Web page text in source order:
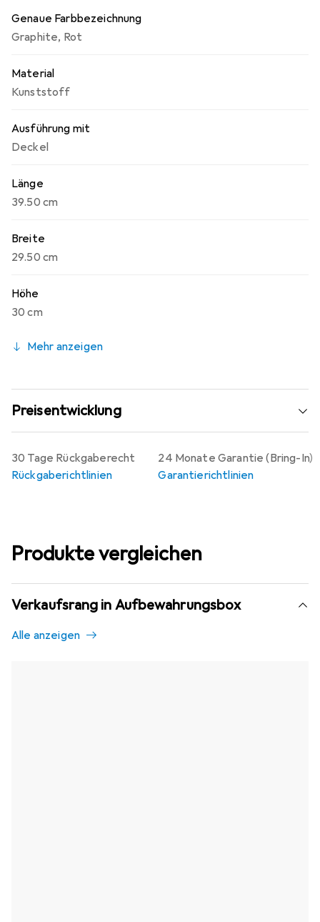
Genaue Farbbezeichnung
Graphite, Rot
Material
Kunststoff
Ausführung mit
Deckel
Länge
39.50 cm
Breite
29.50 cm
Höhe
30 cm
Mehr anzeigen
Preisentwicklung
30 Tage Rückgaberecht
Rückgaberichtlinien
24 Monate Garantie (Bring-In)
Garantierichtlinien
Produkte vergleichen
Verkaufsrang in Aufbewahrungsbox
Alle anzeigen